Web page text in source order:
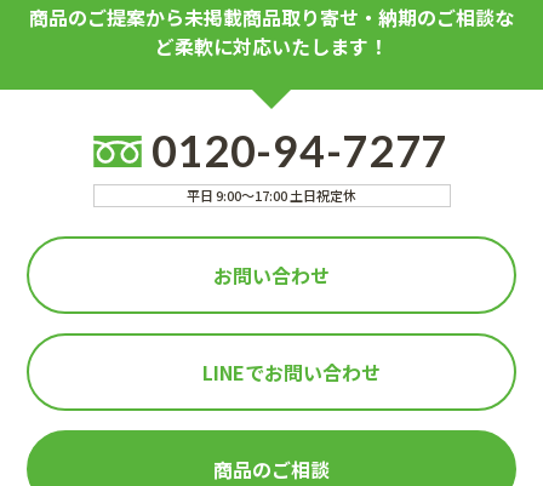
商品のご提案から未掲載商品取り寄せ・納期のご相談な
ど柔軟に対応いたします！
0120-94-7277
平日 9:00～17:00 土日祝定休
お問い合わせ
LINEでお問い合わせ
商品のご相談